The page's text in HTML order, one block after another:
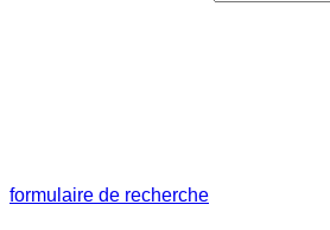
formulaire de recherche